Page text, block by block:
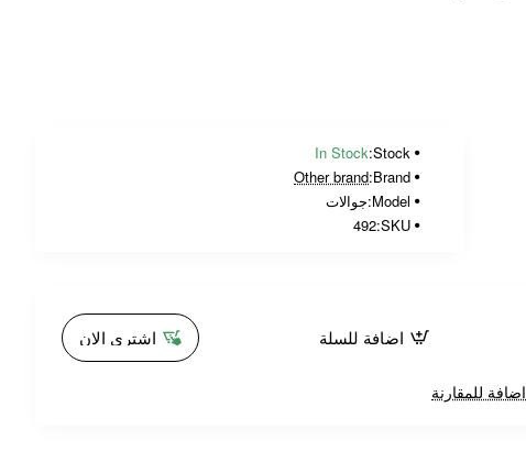
Stock:
In Stock
Brand:
Other brand
Model: جوالات
SKU:
492
اضافة للسلة اشتري الان
اضافة للمقارنة